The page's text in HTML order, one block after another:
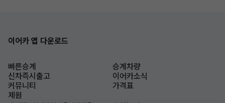
이어카 앱 다운로드
빠른승계
승계차량
신차즉시출고
이어카소식
커뮤니티
가격표
제원